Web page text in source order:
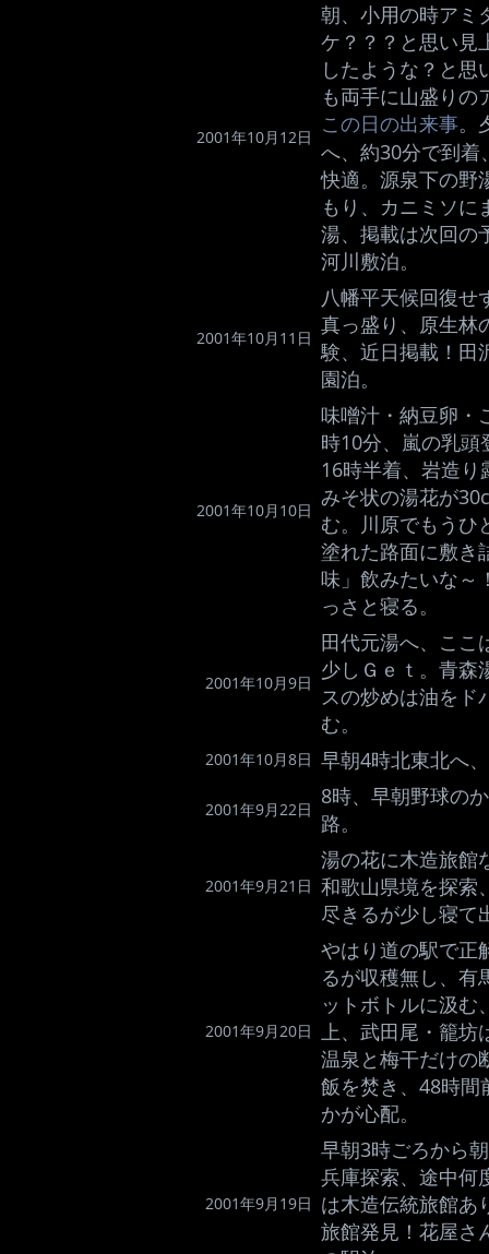
2001年10月12日
朝、小用の時アミ
ケ？？？と思い見
したような？と
も両手に山盛りの
この日の出来事。
へ、約30分で到
快適。源泉下の野
もり、カニミソに
湯、掲載は次回の
河川敷泊。
2001年10月11日
八幡平天候回復せ
真っ盛り、原生林
験、近日掲載！田
園泊。
2001年10月10日
味噌汁・納豆卵・
時10分、嵐の乳
16時半着、岩造
みそ状の湯花が
む。川原でもうひ
塗れた路面に敷き
味」飲みたいな～
っさと寝る。
2001年10月9日
田代元湯へ、ここ
少しＧｅｔ。青森
スの炒めは油をド
む。
2001年10月8日 早朝4時北東北へ
2001年9月22日
8時、早朝野球の
路。
2001年9月21日
湯の花に木造旅館
和歌山県境を探索
尽きるが少し寝て
2001年9月20日
やはり道の駅で正
るが収穫無し、有
ットボトルに汲む
上、武田尾・籠坊
温泉と梅干だけの
飯を焚き、48時間
かが心配。
2001年9月19日
早朝3時ごろから
兵庫探索、途中何
は木造伝統旅館あ
旅館発見！花屋さ